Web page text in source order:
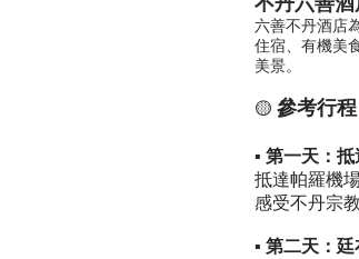
六善不丹酒店
住宿、有機美
美景。
🟡 參考行程
▪ 第一天：
抵達帕羅機
感受不丹宗
▪ 第二天：